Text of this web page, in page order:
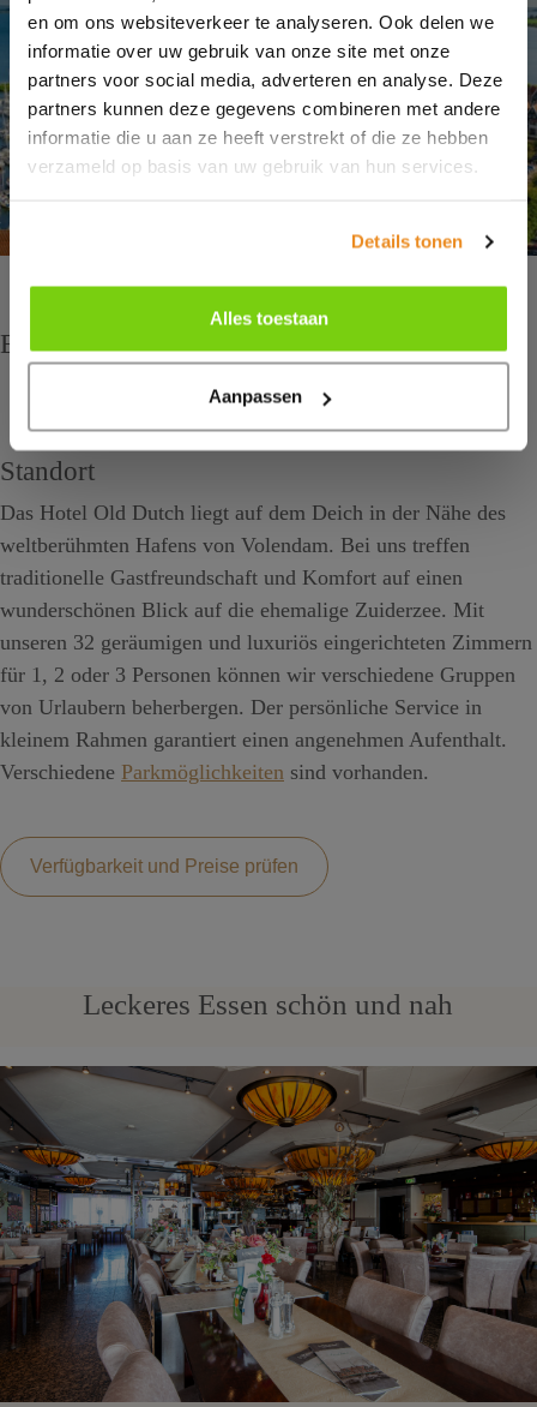
en om ons websiteverkeer te analyseren. Ook delen we
informatie over uw gebruik van onze site met onze
partners voor social media, adverteren en analyse. Deze
partners kunnen deze gegevens combineren met andere
informatie die u aan ze heeft verstrekt of die ze hebben
verzameld op basis van uw gebruik van hun services.
Details tonen
Alles toestaan
Aanpassen
Einchecken und Auschecken
Einchecken 14.00-21.00
Standort
Das Hotel Old Dutch liegt auf dem Deich in der Nähe des
weltberühmten Hafens von Volendam. Bei uns treffen
traditionelle Gastfreundschaft und Komfort auf einen
wunderschönen Blick auf die ehemalige Zuiderzee. Mit
unseren 32 geräumigen und luxuriös eingerichteten Zimmern
für 1, 2 oder 3 Personen können wir verschiedene Gruppen
von Urlaubern beherbergen. Der persönliche Service in
kleinem Rahmen garantiert einen angenehmen Aufenthalt.
Verschiedene Parkmöglichkeiten sind vorhanden.
Verfügbarkeit und Preise prüfen
Leckeres Essen schön und nah